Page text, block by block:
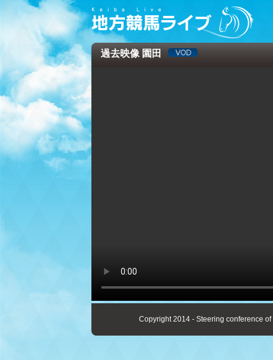
過去映像 園田
Copyright 2014 - Steering conference